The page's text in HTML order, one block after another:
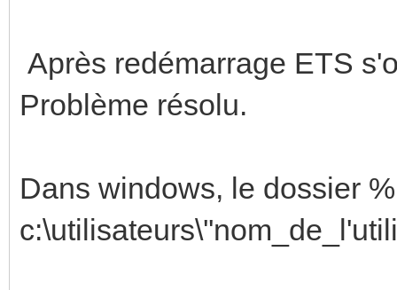
Après redémarrage ETS
Problème résolu.
Dans windows, le dossier